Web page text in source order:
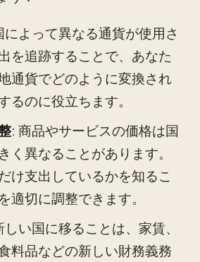
によって異なる通貨が使用さ
を追跡することで、あなた
通貨でどのように変換され
るのに役立ちます。
: 商品やサービスの価格は国
く異なることがあります。
け支出しているかを知るこ
適切に調整できます。
しい国に移ることは、家賃、
料品などの新しい財務義務